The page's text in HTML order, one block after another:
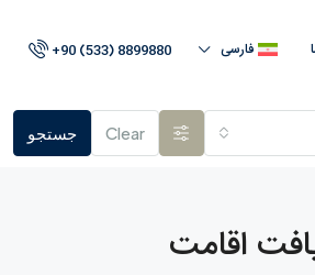
فارسی +90 (533) 8899880
Clear جستجو
اقامت